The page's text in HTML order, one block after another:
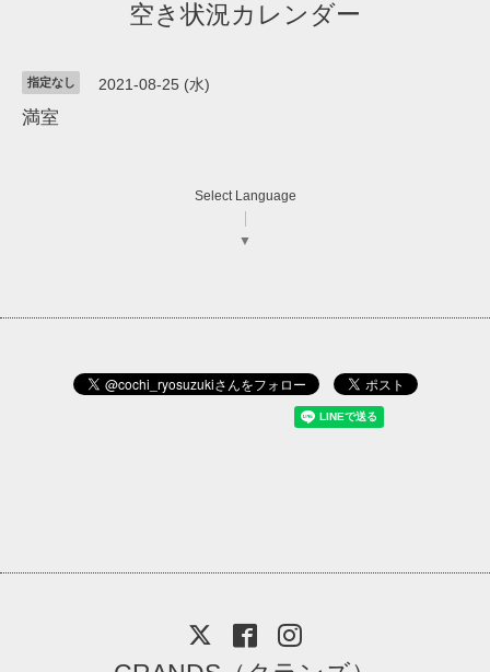
空き状況カレンダー
指定なし 2021-08-25 (水)
満室
Select Language
▼